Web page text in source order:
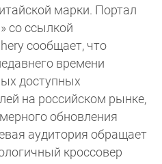
марки. Портал
со ссылкой
сообщает, что
времени
доступных
на российском рынке,
обновления
аудитория обращает
кроссовер